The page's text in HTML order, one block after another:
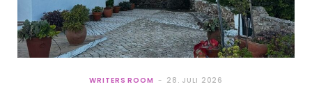
WRITERS ROOM 28. JULI 2026